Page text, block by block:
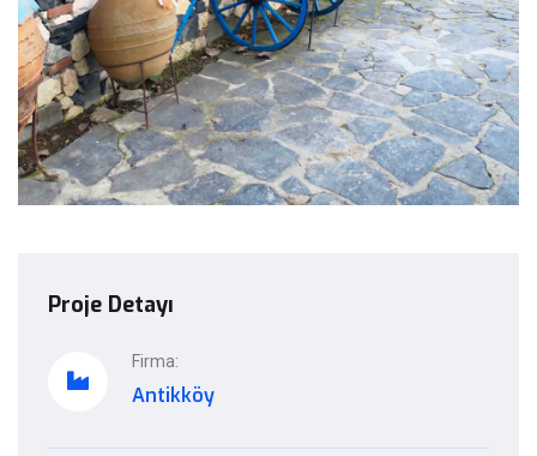
Proje Detayı
Firma:
Antikköy